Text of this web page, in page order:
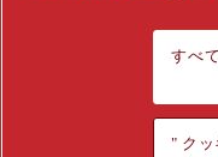
アトラスコプコグル
" クッキー
© 2026 Copyright. All
すべ
" ク